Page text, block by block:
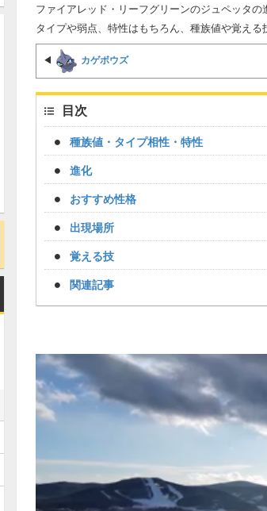
ファイアレッド・リーフグリーンのジュペッタ
タイプや弱点、特性はもちろん、種族値や覚える
◀ カゲボウズ
目次
種族値・タイプ相性・特性
進化
おすすめ性格
出現場所
覚える技
関連記事